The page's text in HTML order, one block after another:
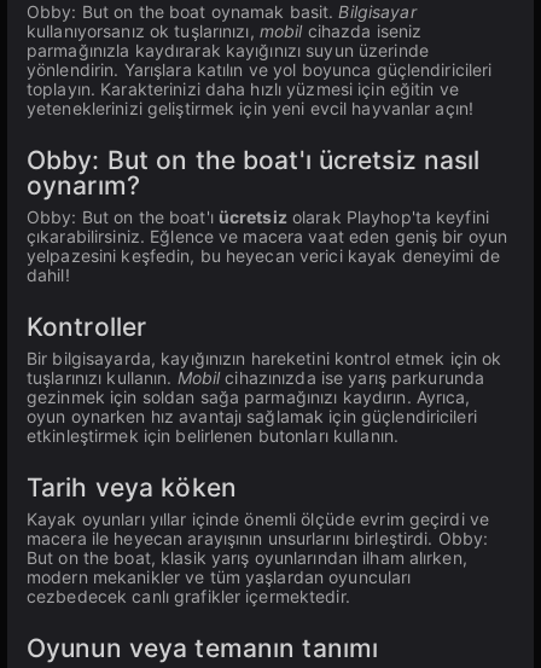
Obby: But on the boat oynamak basit. Bilgisayar
kullanıyorsanız ok tuşlarınızı, mobilcihazda iseniz
parmağınızla kaydırarak kayığınızı suyun üzerinde
yönlendirin. Yarışlara katılın ve yol boyunca güçlendiricileri
toplayın. Karakterinizi daha hızlı yüzmesi için eğitin ve
yeteneklerinizi geliştirmek için yeni evcil hayvanlar açın!
Obby: But on the boat'ı ücretsiz nasıl
oynarım?
Obby: But on the boat'ı ücretsiz olarak Playhop'ta keyfini
çıkarabilirsiniz. Eğlence ve macera vaat eden geniş bir oyun
yelpazesini keşfedin, bu heyecan verici kayak deneyimi de
dahil!
Kontroller
Bir bilgisayarda, kayığınızın hareketini kontrol etmek için ok
tuşlarınızı kullanın. Mobilcihazınızda ise yarış parkurunda
gezinmek için soldan sağa parmağınızı kaydırın. Ayrıca,
oyun oynarken hız avantajı sağlamak için güçlendiricileri
etkinleştirmek için belirlenen butonları kullanın.
Tarih veya köken
Kayak oyunları yıllar içinde önemli ölçüde evrim geçirdi ve
macera ile heyecan arayışının unsurlarını birleştirdi. Obby:
But on the boat, klasik yarış oyunlarından ilham alırken,
modern mekanikler ve tüm yaşlardan oyuncuları
cezbedecek canlı grafikler içermektedir.
Oyunun veya temanın tanımı